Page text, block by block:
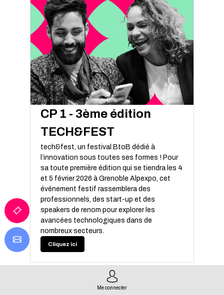
CP 1 - 3ème édition
TECH&FEST
tech&fest, un festival BtoB dédié à
l’innovation sous toutes ses formes ! Pour
sa toute première édition qui se tiendra les 4
et 5 février 2026 à Grenoble Alpexpo, cet
événement festif rassemblera des
professionnels, des start-up et des
speakers de renom pour explorer les
avancées technologiques dans de
nombreux secteurs.
Cliquez ici
Me connecter